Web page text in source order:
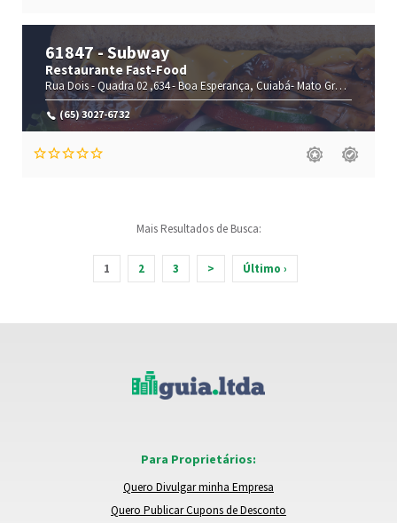
61847 - Subway
Restaurante Fast-Food
Rua Dois - Quadra 02 ,634 -Boa Esperança, Cuiabá-Mato Grosso(MT)
(65) 3027-6732
Mais Resultados de Busca:
1 2 3 > Último ›
Para Proprietários:
Quero Divulgar minha Empresa
Quero Publicar Cupons de Desconto